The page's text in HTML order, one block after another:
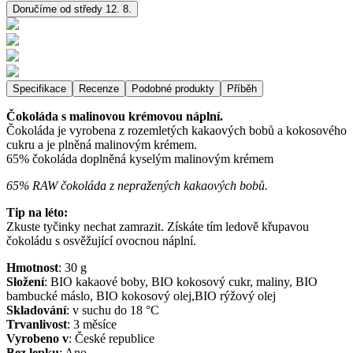
Doručíme od středy 12. 8.
Specifikace Recenze Podobné produkty Příběh
Čokoláda s malinovou krémovou náplní.
Čokoláda je vyrobena z rozemletých kakaových bobů a kokosového
cukru a je plněná malinovým krémem.
65% čokoláda doplněná kyselým malinovým krémem
65% RAW čokoláda z nepražených kakaových bobů.
Tip na léto:
Zkuste tyčinky nechat zamrazit. Získáte tím ledově křupavou
čokoládu s osvěžující ovocnou náplní.
Hmotnost: 30 g
Složení: BIO kakaové boby, BIO kokosový cukr, maliny, BIO
bambucké máslo, BIO kokosový olej,BIO rýžový olej
Skladování: v suchu do 18 °C
Trvanlivost: 3 měsíce
Vyrobeno v: České republice